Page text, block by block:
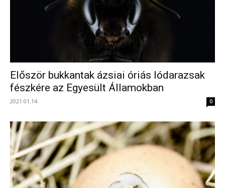
Először bukkantak ázsiai óriás lódarazsak
fészkére az Egyesült Államokban
2021.01.14. 0